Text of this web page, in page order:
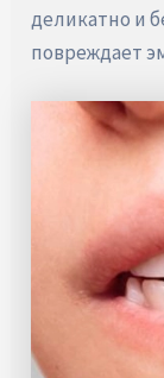
деликатно и
повреждает